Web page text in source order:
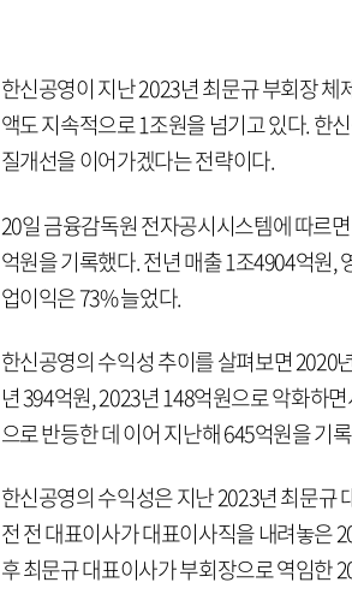
한신공영이 지난 2023년 최문규 부회장
액도 지속적으로 1조원을 넘기고 있다. 한
질개선을 이어가겠다는 전략이다.
20일 금융감독원 전자공시시스템에 따르
억원을 기록했다. 전년 매출 1조4904억원,
업이익은 73% 늘었다.
한신공영의 수익성 추이를 살펴보면 2020
년 394억원, 2023년 148억원으로 악화하
으로 반등한 데 이어 지난해 645억원을 기
한신공영의 수익성은 지난 2023년 최문규
전 전 대표이사가 대표이사직을 내려놓은
후 최문규 대표이사가 부회장으로 역임한